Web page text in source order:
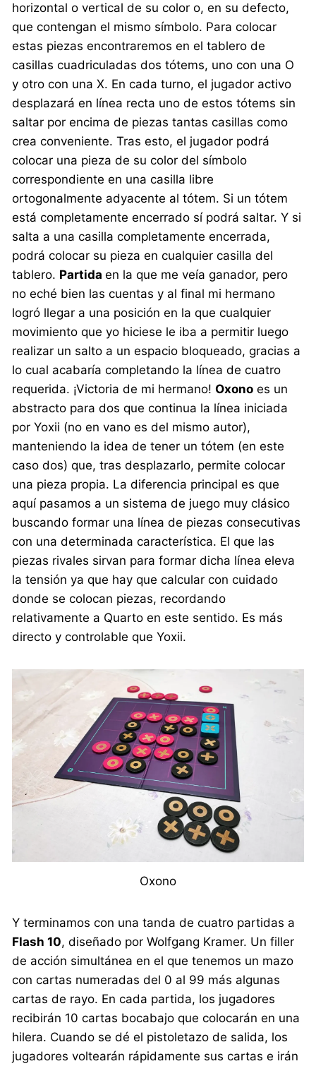
horizontal o vertical de su color o, en su defecto,
que contengan el mismo símbolo. Para colocar
estas piezas encontraremos en el tablero de
casillas cuadriculadas dos tótems, uno con una O
y otro con una X. En cada turno, el jugador activo
desplazará en línea recta uno de estos tótems sin
saltar por encima de piezas tantas casillas como
crea conveniente. Tras esto, el jugador podrá
colocar una pieza de su color del símbolo
correspondiente en una casilla libre
ortogonalmente adyacente al tótem. Si un tótem
está completamente encerrado sí podrá saltar. Y si
salta a una casilla completamente encerrada,
podrá colocar su pieza en cualquier casilla del
tablero. Partidaen la que me veía ganador, pero
no eché bien las cuentas y al final mi hermano
logró llegar a una posición en la que cualquier
movimiento que yo hiciese le iba a permitir luego
realizar un salto a un espacio bloqueado, gracias a
lo cual acabaría completando la línea de cuatro
requerida. ¡Victoria de mi hermano!Oxono es un
abstracto para dos que continua la línea iniciada
por Yoxii (no en vano es del mismo autor),
manteniendo la idea de tener un tótem (en este
caso dos) que, tras desplazarlo, permite colocar
una pieza propia. La diferencia principal es que
aquí pasamos a un sistema de juego muy clásico
buscando formar una línea de piezas consecutivas
con una determinada característica. El que las
piezas rivales sirvan para formar dicha línea eleva
la tensión ya que hay que calcular con cuidado
donde se colocan piezas, recordando
relativamente a Quarto en este sentido. Es más
directo y controlable que Yoxii.
Oxono
Y terminamos con una tanda de cuatro partidas a
Flash 10, diseñado por Wolfgang Kramer. Un filler
de acción simultánea en el que tenemos un mazo
con cartas numeradas del 0 al 99 más algunas
cartas de rayo. En cada partida, los jugadores
recibirán 10 cartas bocabajo que colocarán en una
hilera. Cuando se dé el pistoletazo de salida, los
jugadores voltearán rápidamente sus cartas e irán